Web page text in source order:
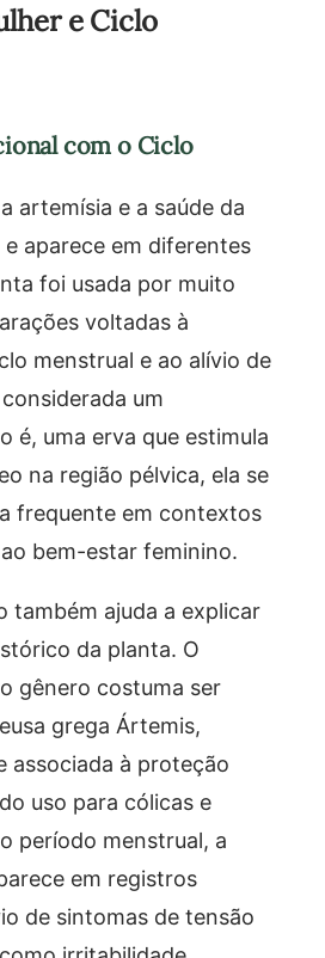
e Ciclo
com o Ciclo
artemísia e a saúde da
aparece em diferentes
foi usada por muito
voltadas à
menstrual e ao alívio de
um
é, uma erva que estimula
na região pélvica, ela se
frequente em contextos
bem-estar feminino.
também ajuda a explicar
da planta. O
gênero costuma ser
grega Ártemis,
associada à proteção
uso para cólicas e
período menstrual, a
em registros
de sintomas de tensão